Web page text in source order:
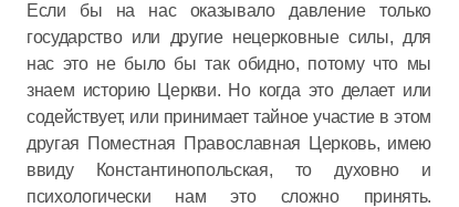
Если бы на нас оказывало давление только
государство или другие нецерковные силы, для
нас это не было бы так обидно, потому что мы
знаем историю Церкви. Но когда это делает или
содействует, или принимает тайное участие в этом
другая Поместная Православная Церковь, имею
ввиду Константинопольская, то духовно и
психологически нам это сложно принять.